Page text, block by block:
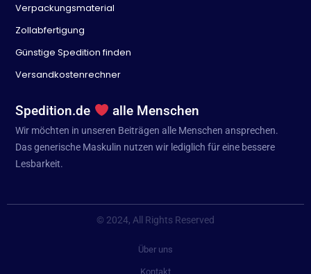
Verpackungsmaterial
Zollabfertigung
Günstige Spedition finden
Versandkostenrechner
Spedition.de alle Menschen
Wir möchten in unseren Beiträgen alle Menschen ansprechen.
Das generische Maskulin nutzen wir lediglich für eine bessere
Lesbarkeit.
© 2024, All Rights Reserved
Über uns
Kontakt